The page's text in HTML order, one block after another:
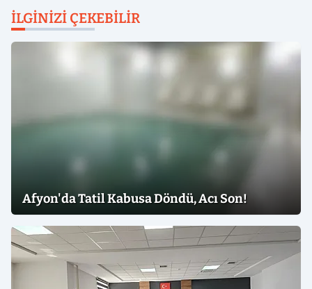
İLGINIZI ÇEKEBILIR
Afyon'da Tatil Kabusa Döndü, Acı Son!